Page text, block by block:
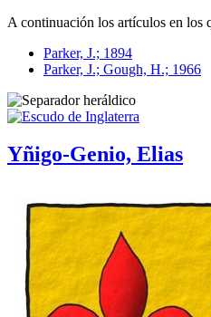
A continuación los artículos en los
Parker, J.; 1894
Parker, J.; Gough, H.; 1966
Yñigo-Genio, Elias